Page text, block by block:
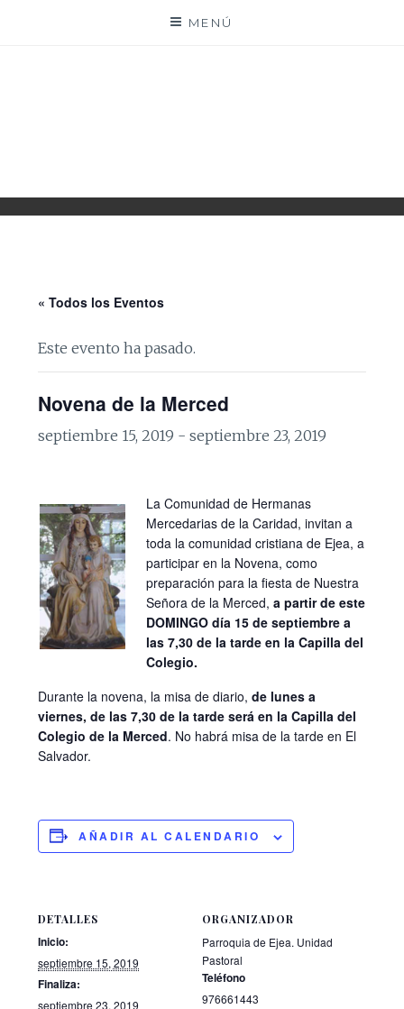
MENÚ
« Todos los Eventos
Este evento ha pasado.
Novena de la Merced
septiembre 15, 2019 -septiembre 23, 2019
La Comunidad de Hermanas
Mercedarias de la Caridad, invitan a
toda la comunidad cristiana de Ejea, a
participar en la Novena, como
preparación para la fiesta de Nuestra
Señora de la Merced, a partir de este
DOMINGO día 15 de septiembre a
las 7,30 de la tarde en la Capilla del
Colegio.
Durante la novena, la misa de diario,de lunes a
viernes, de las 7,30 de la tarde será en la Capilla del
Colegio de la Merced. No habrá misa de la tarde en El
Salvador.
AÑADIR AL CALENDARIO
DETALLES
Inicio:
septiembre 15, 2019
Finaliza:
septiembre 23, 2019
ORGANIZADOR
Parroquia de Ejea. Unidad
Pastoral
Teléfono
976661443